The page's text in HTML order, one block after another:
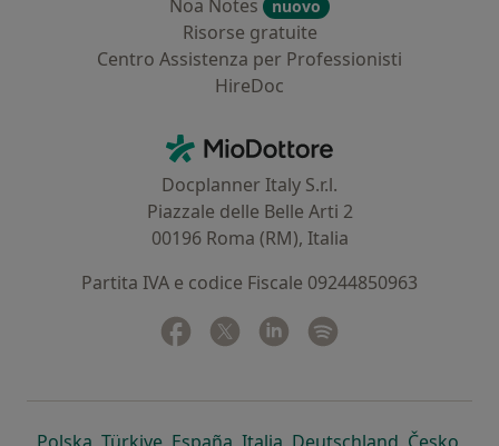
Noa Notes
nuovo
Risorse gratuite
Centro Assistenza per Professionisti
HireDoc
MioDottore - Homepage
Docplanner Italy S.r.l.
Piazzale delle Belle Arti 2
00196 Roma (RM), Italia
Partita IVA e codice Fiscale 09244850963
Facebook
si apre in una nuova scheda
Twitter
si apre in una nuova scheda
Linkedin
si apre in una nuova
si apre in una nuova scheda
si apre in una nuova scheda
si apre in una nuova scheda
si apre in una nuova
si apre in
si